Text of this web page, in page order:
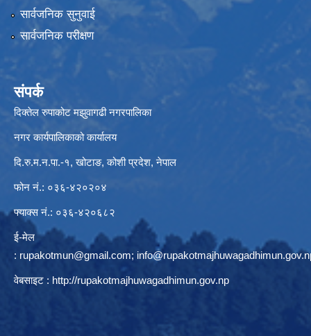
सार्वजनिक सुनुवाई
सार्वजनिक परीक्षण
संपर्क
दिक्तेल रुपाकोट मझुवागढी नगरपालिका
नगर कार्यपालिकाको कार्यालय
दि.रु.म.न.पा.-१, खोटाङ, कोशी प्रदेश, नेपाल
फोन नं.: ०३६-४२०२०४
फ्याक्स नं.: ०३६-४२०६८२
ई-मेल
: rupakotmun@gmail.com;
वेबसाइट : http://rupakotmajhuwagadhimun.gov.np